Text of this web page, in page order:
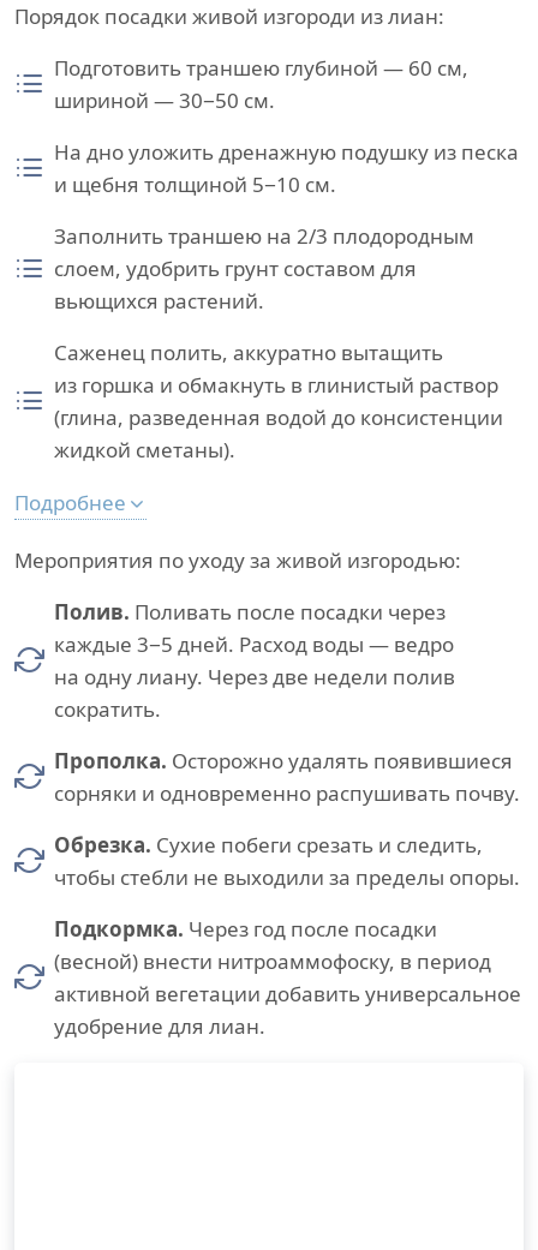
Порядок посадки живой изгороди из лиан:
Подготовить траншею глубиной — 60 см,
шириной — 30−50 см.
На дно уложить дренажную подушку из песка
и щебня толщиной 5−10 см.
Заполнить траншею на 2/3 плодородным
слоем, удобрить грунт составом для
вьющихся растений.
Саженец полить, аккуратно вытащить
из горшка и обмакнуть в глинистый раствор
(глина, разведенная водой до консистенции
жидкой сметаны).
Подробнее
Мероприятия по уходу за живой изгородью:
Полив. Поливать после посадки через
каждые 3−5 дней. Расход воды — ведро
на одну лиану. Через две недели полив
сократить.
Прополка. Осторожно удалять появившиеся
сорняки и одновременно распушивать почву.
Обрезка. Сухие побеги срезать и следить,
чтобы стебли не выходили за пределы опоры.
Подкормка. Через год после посадки
(весной) внести нитроаммофоску, в период
активной вегетации добавить универсальное
удобрение для лиан.